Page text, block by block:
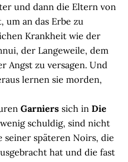
und dann die Eltern von
um an das Erbe zu
Krankheit wie der
der Langeweile, dem
Angst zu versagen. Und
lernen sie morden,
Garniers sich inDie
schuldig, sind nicht
seiner späteren Noirs, die
hat und die fast